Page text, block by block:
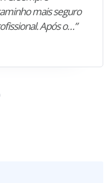
mais seguro
Após o…”